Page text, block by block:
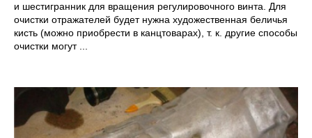
и шестигранник для вращения регулировочного винта. Для
очистки отражателей будет нужна художественная беличья
кисть (можно приобрести в канцтоварах), т. к. другие способы
очистки могут ...